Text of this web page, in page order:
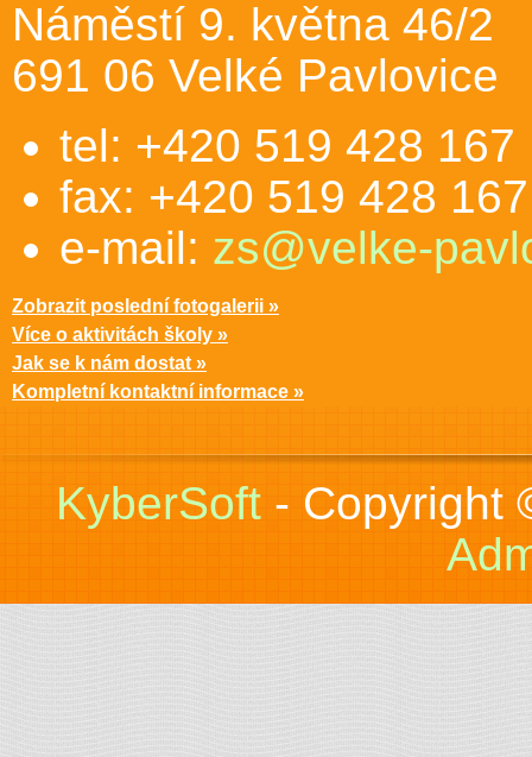
Náměstí 9. května 46/2
691 06 Velké Pavlovice
tel: +420 519 428 167
fax: +420 519 428 167
e-mail: zs@velke-
Zobrazit poslední fotogalerii »
Více o aktivitách školy »
Jak se k nám dostat »
Kompletní kontaktní informace »
KyberSoft- Copyright